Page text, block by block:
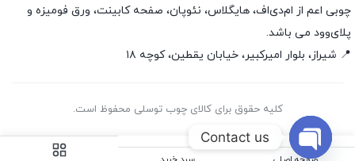
چوبی اعم از ام‌دی‌اف، هایگلاس، نئوپان، صفحه کابینت، ورق فومیزه و
پلای‌وود می باشد.
📍 شیراز، بلوار امیرکبیر، خیابان یقطین، کوچه ۱۸
کلیه حقوق برای کالای چوب توسلی محفوظ است.
Contact us